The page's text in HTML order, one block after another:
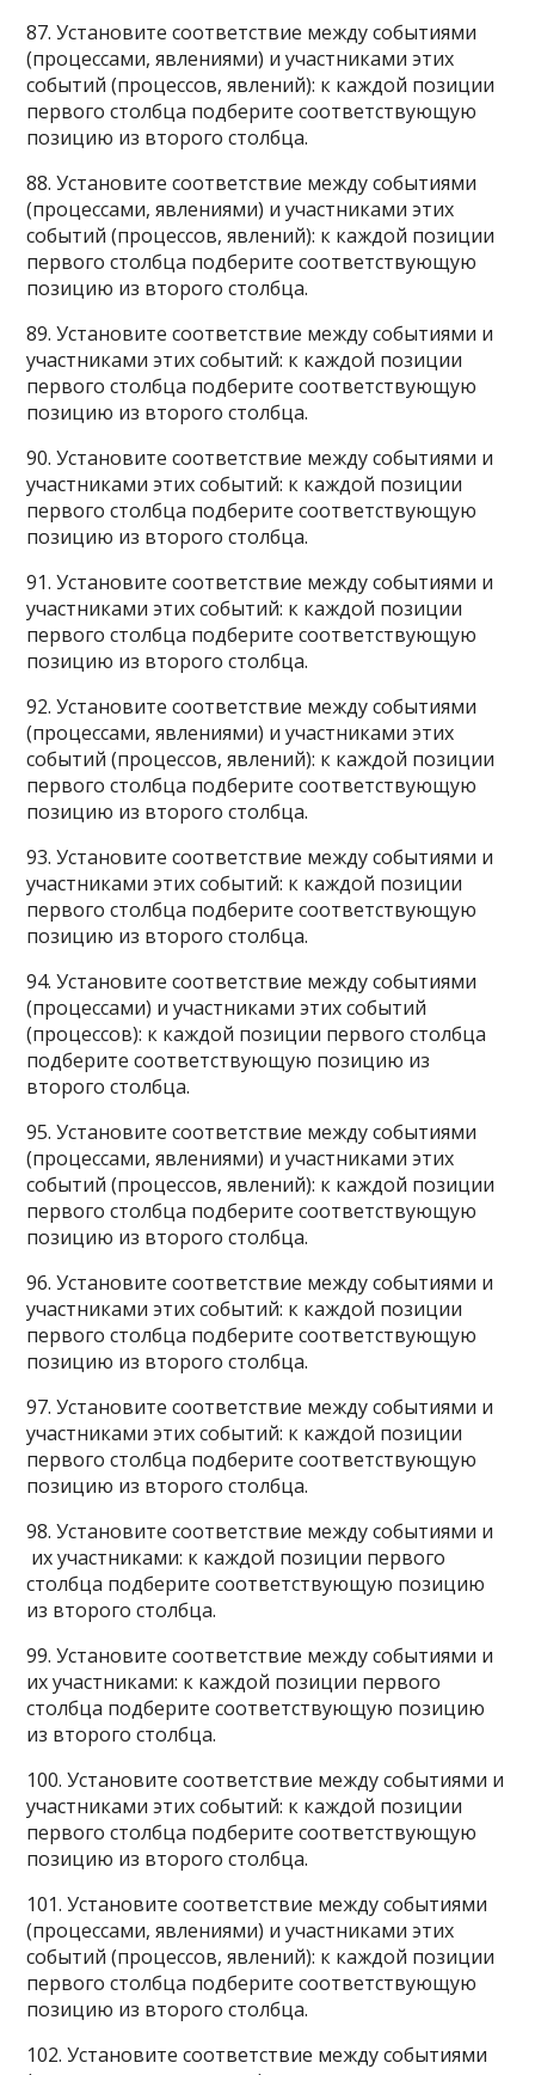
87. Установите соответствие между событиями
(процессами, явлениями) и участниками этих
событий (процессов, явлений): к каждой позиции
первого столбца подберите соответствующую
позицию из второго столбца.
88. Установите соответствие между событиями
(процессами, явлениями) и участниками этих
событий (процессов, явлений): к каждой позиции
первого столбца подберите соответствующую
позицию из второго столбца.
89. Установите соответствие между событиями и
участниками этих событий: к каждой позиции
первого столбца подберите соответствующую
позицию из второго столбца.
90. Установите соответствие между событиями и
участниками этих событий: к каждой позиции
первого столбца подберите соответствующую
позицию из второго столбца.
91. Установите соответствие между событиями и
участниками этих событий: к каждой позиции
первого столбца подберите соответствующую
позицию из второго столбца.
92. Установите соответствие между событиями
(процессами, явлениями) и участниками этих
событий (процессов, явлений): к каждой позиции
первого столбца подберите соответствующую
позицию из второго столбца.
93. Установите соответствие между событиями и
участниками этих событий: к каждой позиции
первого столбца подберите соответствующую
позицию из второго столбца.
94. Установите соответствие между событиями
(процессами) и участниками этих событий
(процессов): к каждой позиции первого столбца
подберите соответствующую позицию из
второго столбца.
95. Установите соответствие между событиями
(процессами, явлениями) и участниками этих
событий (процессов, явлений): к каждой позиции
первого столбца подберите соответствующую
позицию из второго столбца.
96. Установите соответствие между событиями и
участниками этих событий: к каждой позиции
первого столбца подберите соответствующую
позицию из второго столбца.
97. Установите соответствие между событиями и
участниками этих событий: к каждой позиции
первого столбца подберите соответствующую
позицию из второго столбца.
98. Установите соответствие между событиями и
их участниками: к каждой позиции первого
столбца подберите соответствующую позицию
из второго столбца.
99. Установите соответствие между событиями и
их участниками: к каждой позиции первого
столбца подберите соответствующую позицию
из второго столбца.
100. Установите соответствие между событиями и
участниками этих событий: к каждой позиции
первого столбца подберите соответствующую
позицию из второго столбца.
101. Установите соответствие между событиями
(процессами, явлениями) и участниками этих
событий (процессов, явлений): к каждой позиции
первого столбца подберите соответствующую
позицию из второго столбца.
102. Установите соответствие между событиями